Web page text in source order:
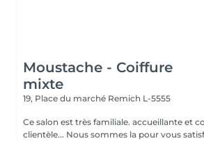
Moustache - Coiffure
mixte
19, Place du marché Remich L-5555
Ce salon est très familiale. accueillante et
clientèle... Nous sommes la pour vous satisfaire au mieux A